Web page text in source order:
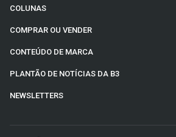
COLUNAS
COMPRAR OU VENDER
CONTEÚDO DE MARCA
PLANTÃO DE NOTÍCIAS DA B3
NEWSLETTERS